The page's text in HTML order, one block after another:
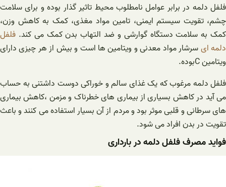
فلفل دلمه در برابر عوامل نامطلوب محیط تاثیر گذار بوده و برای سلامت
چشم، تقویت سیستم ایمنی، تامین مواد مغذی، کمک به کاهش وزن،
کمک به سلامت دستگاه گوارشی و ضد التهاب بدن کمک می کند‌. فلفل
دلمه ایسرشار مواد معدنی و ویتامین ها است و بیش از هر چیزی دارای
ویتامین Cبوده.
فلفل دلمه مرغوب ‌که یک غذای سالم و خوراکی دوست داشتنی به حساب
می آید در کاهش بسیاری از بیماری های خطرناک و مزمن ،کاهش بیماری
های سرطانی و قلبی موثر بود و مردم از آن بسیار استفاده می کنند و باعث
تقویت در بدن افراد می شود.
فواید مصرف فلفل دلمه در بارداری